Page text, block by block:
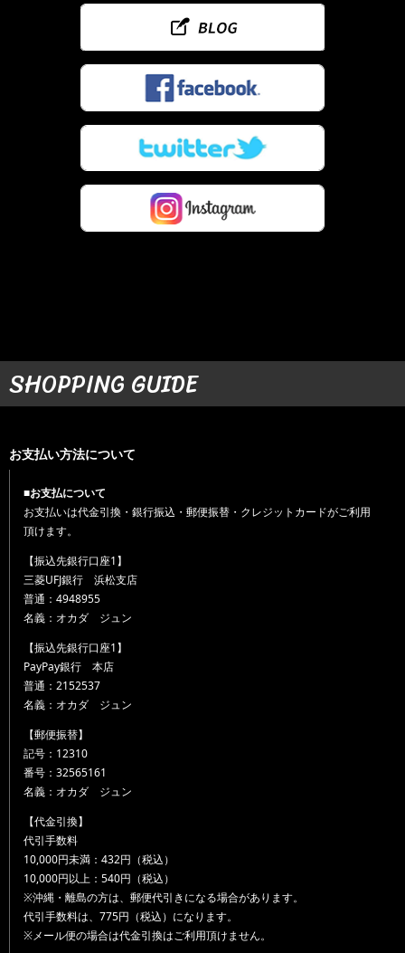
SHOPPING GUIDE
お支払い方法について
■お支払について
お支払いは代金引換・銀行振込・郵便振替・クレジットカードがご利用
頂けます。
【振込先銀行口座1】
三菱UFJ銀行 浜松支店
普通：4948955
名義：オカダ ジュン
【振込先銀行口座1】
PayPay銀行 本店
普通：2152537
名義：オカダ ジュン
【郵便振替】
記号：12310
番号：32565161
名義：オカダ ジュン
【代金引換】
代引手数料
10,000円未満：432円（税込）
10,000円以上：540円（税込）
※沖縄・離島の方は、郵便代引きになる場合があります。
代引手数料は、775円（税込）になります。
※メール便の場合は代金引換はご利用頂けません。